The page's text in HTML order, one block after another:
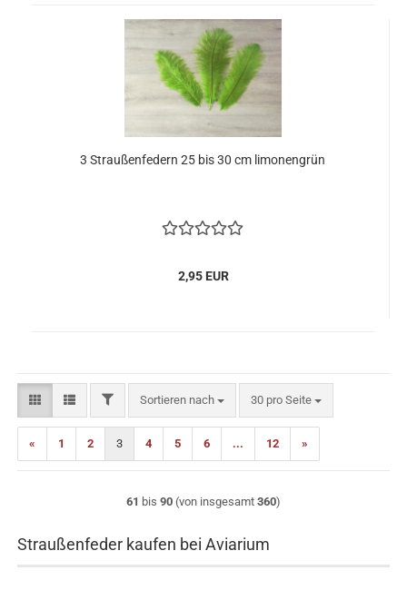
3 Straußenfedern 25 bis 30 cm limonengrün
2,95 EUR
FILTERSortieren nach
Sortieren nach 30 pro Seite
pro Seite
« 1 2 3 4 5 6 ... 12 »
61 bis 90 (von insgesamt 360)
Straußenfeder kaufen bei Aviarium